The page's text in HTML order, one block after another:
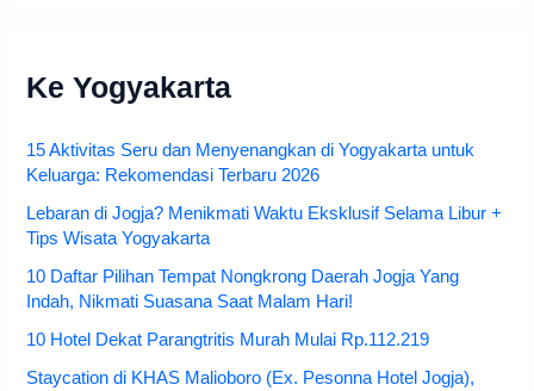
Ke Yogyakarta
15 Aktivitas Seru dan Menyenangkan di Yogyakarta untuk
Keluarga: Rekomendasi Terbaru 2026
Lebaran di Jogja? Menikmati Waktu Eksklusif Selama Libur +
Tips Wisata Yogyakarta
10 Daftar Pilihan Tempat Nongkrong Daerah Jogja Yang
Indah, Nikmati Suasana Saat Malam Hari!
10 Hotel Dekat Parangtritis Murah Mulai Rp.112.219
Staycation di KHAS Malioboro (Ex. Pesonna Hotel Jogja),